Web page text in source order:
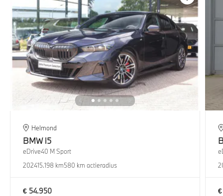
Helmond
BMW i5
eDrive40 M Sport
202415.198 km580 km actieradius
€ 54.950